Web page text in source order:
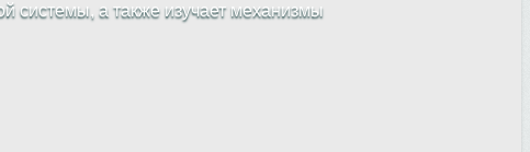
системы, а также изучает механизмы